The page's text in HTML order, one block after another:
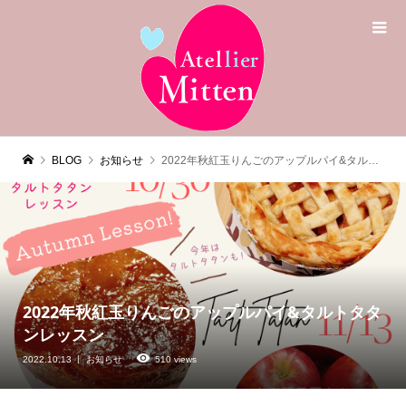
BLOG お知らせ 2022年秋紅玉りんごのアップルパイ&タルトタタンレッスン
2022年秋紅玉りんごのアップルパイ&タルトタタ
ンレッスン
2022.10.13 お知らせ 510 views